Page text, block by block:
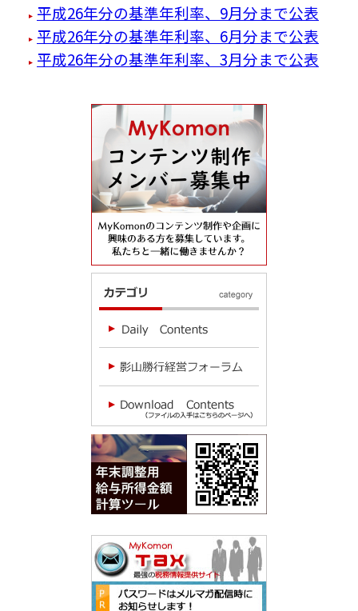
平成26年分の基準年利率、9月分まで公表
平成26年分の基準年利率、6月分まで公表
平成26年分の基準年利率、3月分まで公表